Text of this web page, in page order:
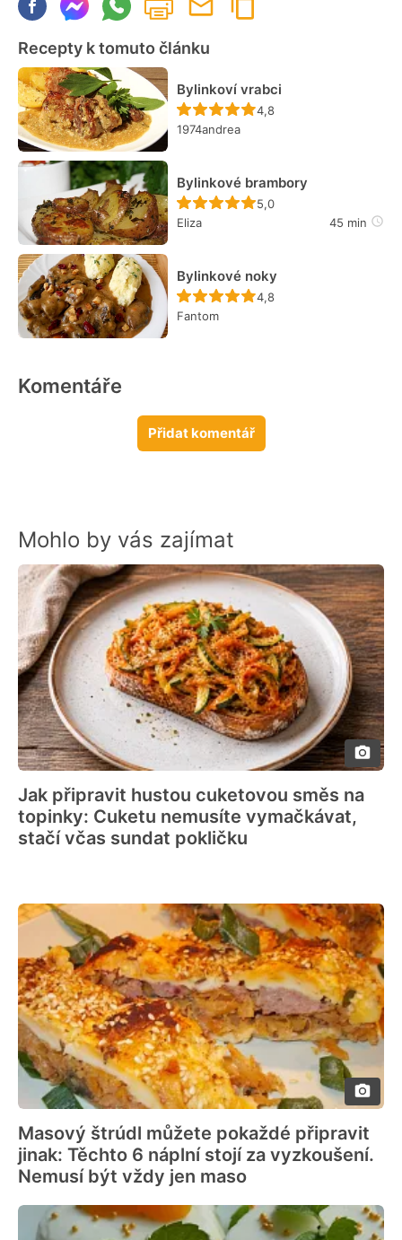
Recepty k tomuto článku
Bylinkoví vrabci
Recept ještě nebyl
4,8
1974andrea
Bylinkové brambory
Recept ještě nebyl
5,0
Eliza
45 min
Bylinkové noky
Recept ještě nebyl
4,8
Fantom
Komentáře
Přidat komentář
Mohlo by vás zajímat
Jak připravit hustou cuketovou směs na
topinky: Cuketu nemusíte vymačkávat,
stačí včas sundat pokličku
Masový štrúdl můžete pokaždé připravit
jinak: Těchto 6 náplní stojí za vyzkoušení.
Nemusí být vždy jen maso